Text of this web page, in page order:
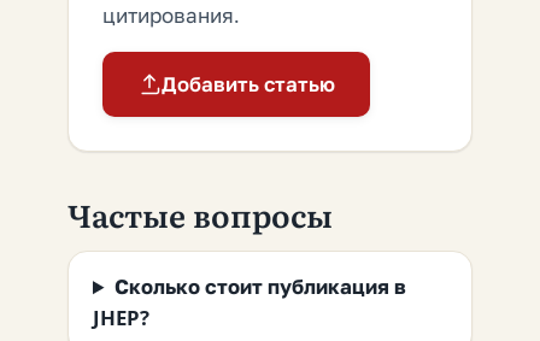
цитирования.
Добавить статью
Частые вопросы
Сколько стоит публикация в
JHEP?